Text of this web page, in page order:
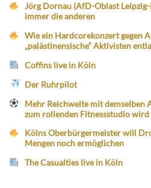
Jörg Dornau (AfD-Oblast
immer die anderen
Wie ein Hardcorekonzert gegen
„palästinensische“ Aktivisten
Coffins live in Köln
Der Ruhrpilot
Mehr Reichweite mit demselben
zum rollenden Fitnessstudio wird
Kölns Oberbürgermeister will
Mengen noch ermöglichen
The Casualties live in Köln